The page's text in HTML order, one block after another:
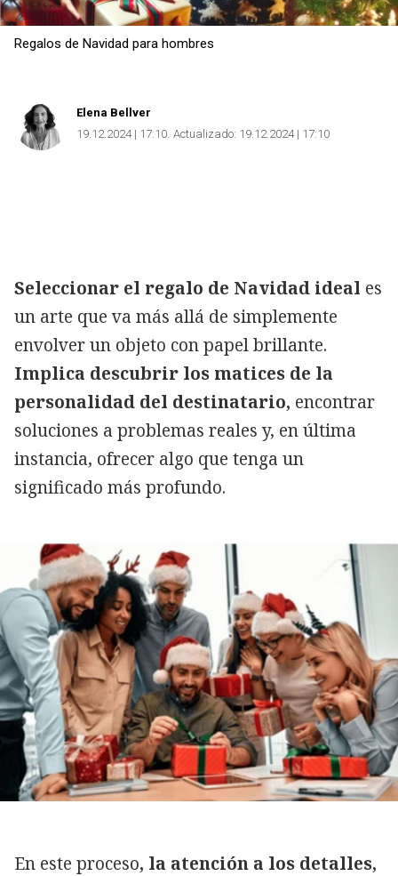
Copiar
Regalos de Navidad para hombres
Elena Bellver
19.12.2024 | 17:10 Actualizado: 19.12.2024 | 17:10
Seleccionar el regalo de Navidad ideal es
un arte que va más allá de simplemente
envolver un objeto con papel brillante.
Implica descubrir los matices de la
personalidad del destinatario, encontrar
soluciones a problemas reales y, en última
instancia, ofrecer algo que tenga un
significado más profundo.
En este proceso, la atención a los detalles,